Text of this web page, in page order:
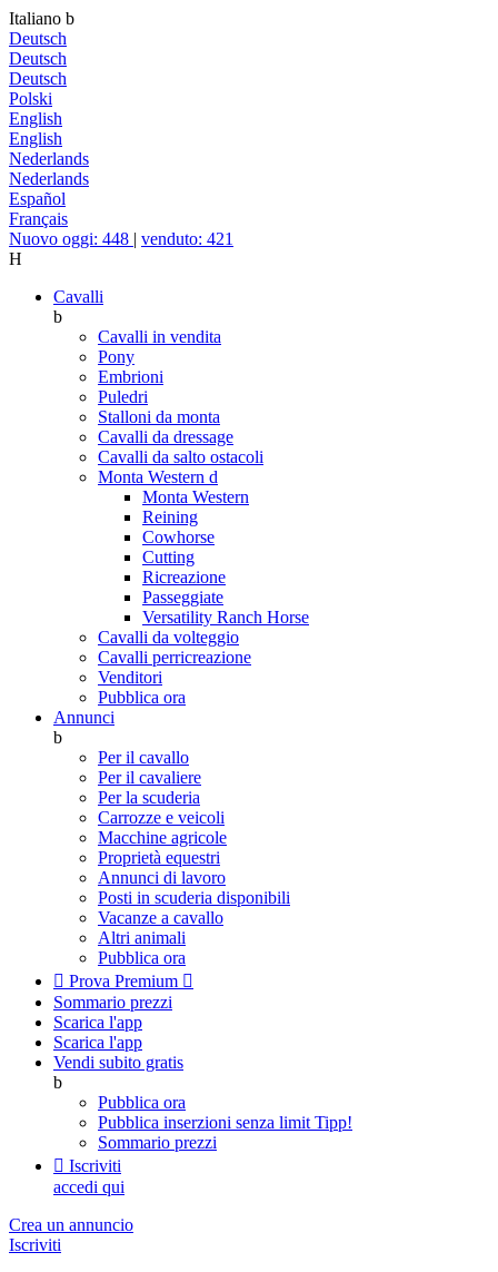
Italiano b
Deutsch
Deutsch
Deutsch
Polski
English
English
Nederlands
Nederlands
Español
Français
Nuovo oggi: 448 | venduto: 421
H
Cavalli
b
Cavalli in vendita
Pony
Embrioni
Puledri
Stalloni da monta
Cavalli da dressage
Cavalli da salto ostacoli
Monta Western d
Monta Western
Reining
Cowhorse
Cutting
Ricreazione
Passeggiate
Versatility Ranch Horse
Cavalli da volteggio
Cavalli perricreazione
Venditori
Pubblica ora
Annunci
b
Per il cavallo
Per il cavaliere
Per la scuderia
Carrozze e veicoli
Macchine agricole
Proprietà equestri
Annunci di lavoro
Posti in scuderia disponibili
Vacanze a cavallo
Altri animali
Pubblica ora
 Prova Premium 
Sommario prezzi
Scarica l'app
Scarica l'app
Vendi subito gratis
b
Pubblica ora
Pubblica inserzioni senza limit Tipp!
Sommario prezzi
 Iscriviti
accedi qui
Crea un annuncio
Iscriviti